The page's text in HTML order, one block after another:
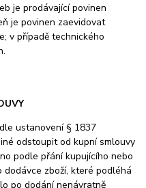
je prodávající povinen
je povinen zaevidovat
v případě technického
ustanovení § 1837
odstoupit od kupní smlouvy
podle přání kupujícího nebo
zboží, které podléhá
po dodání nenávratně